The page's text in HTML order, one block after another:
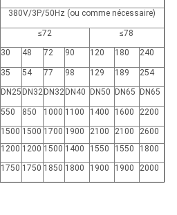
380V/3P/50Hz (ou comme nécessaire)
≤72
≤78
30 48 72 90 120 180 240
35 54 77 98 129 189
254
DN25 DN32 DN32 DN40 DN50 DN65 DN65
550 850 1000 1100 1400 1600
2200
1500 1500 1700 1900 2100 2100
2600
1200 1200 1500 1400 1550 1550
1800
1750 1750 1850 1800 1900 1900 2000